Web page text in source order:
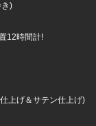
き)
12時間計!
上げ＆サテン仕上げ)